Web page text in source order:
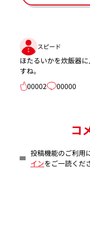
スピード
ほたるいかを炊飯器
すね。
00002
00000
コ
投稿機能のご利用
インをご一読くだ